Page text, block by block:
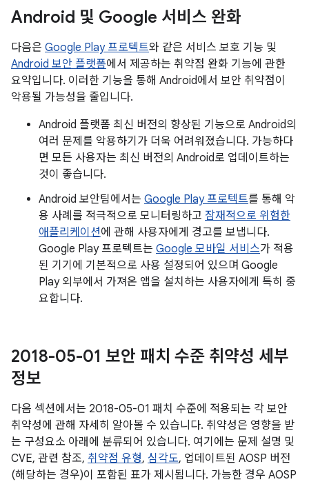
Android 및 Google 서비스 완화
다음은 Google Play 프로텍트와 같은 서비스 보호 기능 및
Android 보안 플랫폼에서 제공하는 취약점 완화 기능에 관한
요약입니다. 이러한 기능을 통해 Android에서 보안 취약점이
악용될 가능성을 줄입니다.
Android 플랫폼 최신 버전의 향상된 기능으로 Android의
여러 문제를 악용하기가 더욱 어려워졌습니다. 가능하다
면 모든 사용자는 최신 버전의 Android로 업데이트하는
것이 좋습니다.
Android 보안팀에서는 Google Play 프로텍트를 통해 악
용 사례를 적극적으로 모니터링하고 잠재적으로 위험한
애플리케이션에 관해 사용자에게 경고를 보냅니다.
Google Play 프로텍트는 Google 모바일 서비스가 적용
된 기기에 기본적으로 사용 설정되어 있으며 Google
Play 외부에서 가져온 앱을 설치하는 사용자에게 특히 중
요합니다.
2018-05-01 보안 패치 수준 취약성 세부
정보
다음 섹션에서는 2018-05-01 패치 수준에 적용되는 각 보안
취약성에 관해 자세히 알아볼 수 있습니다. 취약성은 영향을 받
는 구성요소 아래에 분류되어 있습니다. 여기에는 문제 설명 및
CVE, 관련 참조, 취약점 유형, 심각도, 업데이트된 AOSP 버전
(해당하는 경우)이 포함된 표가 제시됩니다. 가능한 경우 AOSP